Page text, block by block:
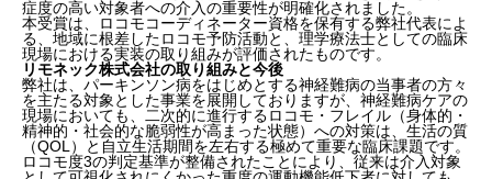
症度の高い対象者への介入の重要性が明確化されました。
本受賞は、ロコモコーディネーター資格を保有する弊社代表によ
る、地域に根差したロコモ予防活動と、理学療法士としての臨床
現場における実装の取り組みが評価されたものです。
リモネック株式会社の取り組みと今後
弊社は、パーキンソン病をはじめとする神経難病の当事者の方々
を主たる対象とした事業を展開しておりますが、神経難病ケアの
現場においても、二次的に進行するロコモ・フレイル（身体的・
精神的・社会的な脆弱性が高まった状態）への対策は、生活の質
（QOL）と自立生活期間を左右する極めて重要な臨床課題です。
ロコモ度3の判定基準が整備されたことにより、従来は介入対象